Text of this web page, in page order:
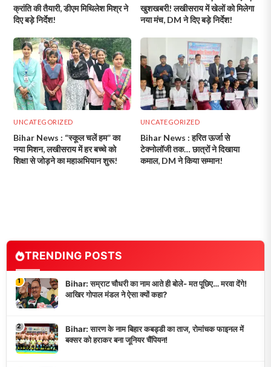
क्रांति की तैयारी, डीएम मिथिलेश मिश्र ने
दिए बड़े निर्देश!
खुशखबरी! लखीसराय में खेलों को मिलेगा
नया मंच, DM ने दिए बड़े निर्देश!
UNCATEGORIZED
Bihar News : “स्कूल चलें हम” का
नया मिशन, लखीसराय में हर बच्चे को
शिक्षा से जोड़ने का महाअभियान शुरू!
UNCATEGORIZED
Bihar News : हरित ऊर्जा से
टेक्नोलॉजी तक… छात्रों ने दिखाया
कमाल, DM ने किया सम्मान!
TRENDING POSTS
1
Bihar: सम्राट चौधरी का नाम आते ही बोले- मत पूछिए… मरवा देंगे!
आखिर गोपाल मंडल ने ऐसा क्यों कहा?
2
Bihar: सारण के नाम बिहार कबड्डी का ताज, रोमांचक फाइनल में
बक्सर को हराकर बना जूनियर चैंपियन!